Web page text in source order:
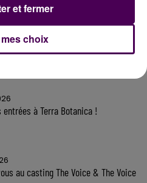
entrées à Terra Botanica !
au casting The Voice & The Voice
choix
et fermer